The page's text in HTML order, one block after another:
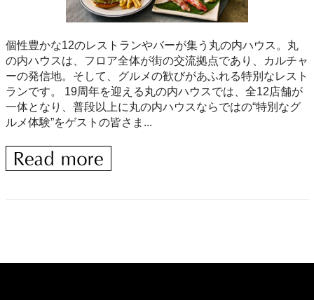
個性豊かな12のレストランやバーが集う丸の内ハウス。丸
の内ハウスは、フロア全体が街の交流拠点であり、カルチャ
ーの発信地。そして、グルメの歓びがあふれる特別なレスト
ランです。 19周年を迎える丸の内ハウスでは、全12店舗が
一体となり、普段以上に丸の内ハウスならではの“特別なグ
ルメ体験”をゲストの皆さま...